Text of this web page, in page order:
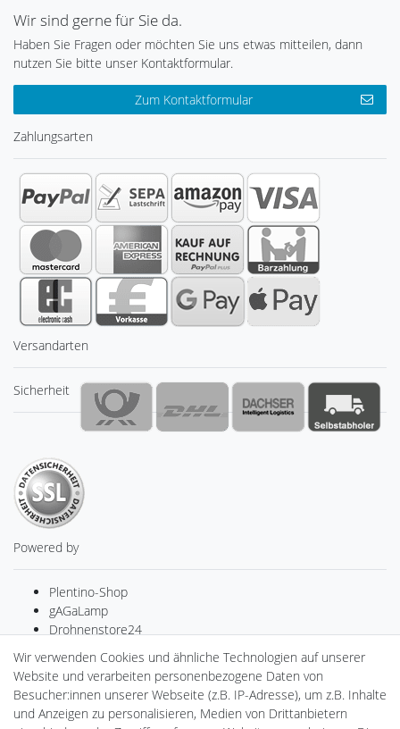
Wir sind gerne für Sie da.
Haben Sie Fragen oder möchten Sie uns etwas mitteilen, dann
nutzen Sie bitte unser Kontaktformular.
Zum Kontaktformular
Zahlungsarten
Versandarten
Sicherheit
Powered by
Plentino-Shop
gAGaLamp
Drohnenstore24
Batteriespeicher
PlentiSolar
Gebrauchtlicht
Ledkauf
Wir verwenden Cookies und ähnliche Technologien auf unserer
Website und verarbeiten personenbezogene Daten von
Besucher:innen unserer Webseite (z.B. IP-Adresse), um z.B. Inhalte
und Anzeigen zu personalisieren, Medien von Drittanbietern